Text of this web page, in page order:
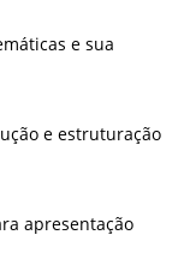
e sua
e estruturação
apresentação